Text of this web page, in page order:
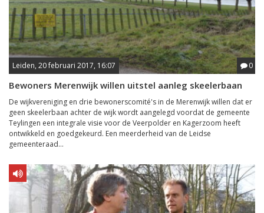
Leiden, 20 februari 2017, 16:07 0
Bewoners Merenwijk willen uitstel aanleg skeelerbaan
De wijkvereniging en drie bewonerscomité's in de Merenwijk willen dat er
geen skeelerbaan achter de wijk wordt aangelegd voordat de gemeente
Teylingen een integrale visie voor de Veerpolder en Kagerzoom heeft
ontwikkeld en goedgekeurd. Een meerderheid van de Leidse
gemeenteraad...